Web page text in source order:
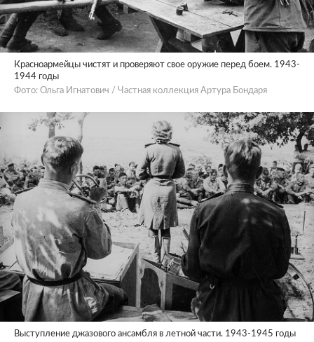
Красноармейцы чистят и проверяют свое оружие перед боем. 1943-
1944 годы
Фото: Ольга Игнатович / Частная коллекция Артура Бондаря
Выступление джазового ансамбля в летной части. 1943-1945 годы